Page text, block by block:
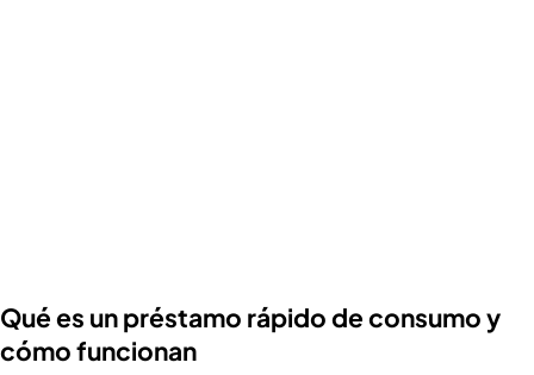
Qué es un préstamo rápido de consumo y
cómo funcionan